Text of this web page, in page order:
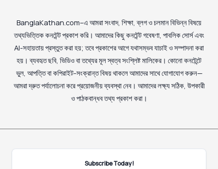
BanglaKathan.com–এ আমরা সংবাদ, শিক্ষা, ব্লগ ও চলমান বিভিন্ন বিষয়ে
তথ্যভিত্তিক কনটেন্ট প্রকাশ করি। আমাদের কিছু কনটেন্ট গবেষণা, পাবলিক সোর্স এবং
AI-সহায়তায় প্রস্তুত করা হয়; তবে প্রকাশের আগে যথাসম্ভব যাচাই ও সম্পাদনা করা
হয়। ব্যবহৃত ছবি, ভিডিও বা তথ্যের মূল স্বত্ব সংশ্লিষ্ট মালিকের। কোনো কনটেন্টে
ভুল, আপত্তি বা কপিরাইট-সংক্রান্ত বিষয় থাকলে আমাদের সাথে যোগাযোগ করুন—
আমরা দ্রুত পর্যালোচনা করে প্রয়োজনীয় ব্যবস্থা নেব। আমাদের লক্ষ্য সঠিক, উপকারী
ও পাঠকবান্ধব তথ্য প্রকাশ করা।
Subscribe Today!